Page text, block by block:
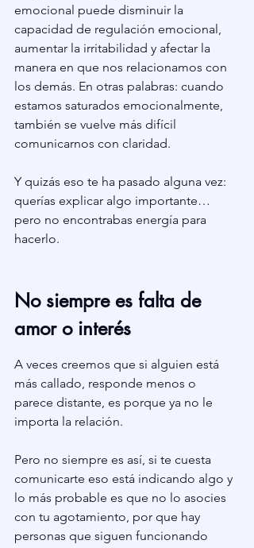
emocional puede disminuir la
capacidad de regulación emocional,
aumentar la irritabilidad y afectar la
manera en que nos relacionamos con
los demás. En otras palabras: cuando
estamos saturados emocionalmente,
también se vuelve más difícil
comunicarnos con claridad.
Y quizás eso te ha pasado alguna vez:
querías explicar algo importante…
pero no encontrabas energía para
hacerlo.
No siempre es falta de
amor o interés
A veces creemos que si alguien está
más callado, responde menos o
parece distante, es porque ya no le
importa la relación.
Pero no siempre es así, si te cuesta
comunicarte eso está indicando algo y
lo más probable es que no lo asocies
con tu agotamiento, por que hay
personas que siguen funcionando